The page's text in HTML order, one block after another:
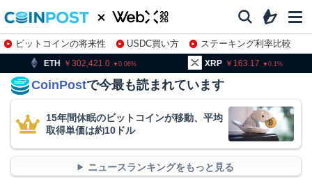
ビットコインの将来性 USDC買い方
ステーキング利率比較
株特集・関連銘柄
302,421.0 0.06 XRP 0.1 BNB
CoinPostで今最も読まれています
15年間休眠のビットコインが移動、平均
取得単価は約10ドル
ニュースランキングをもっと見る